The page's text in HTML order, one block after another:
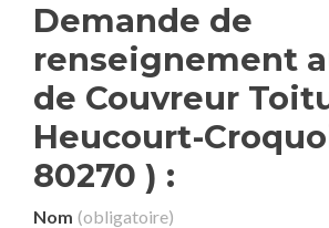
Demande de
renseignement
de Couvreur
Heucourt-
80270 ) :
Nom (obligatoire)